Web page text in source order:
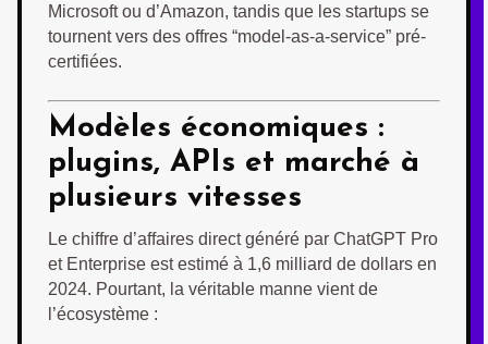
Microsoft ou d’Amazon, tandis que les startups se
tournent vers des offres “model-as-a-service” pré-
certifiées.
Modèles économiques :
plugins, APIs et marché à
plusieurs vitesses
Le chiffre d’affaires direct généré par ChatGPT Pro
et Enterprise est estimé à 1,6 milliard de dollars en
2024. Pourtant, la véritable manne vient de
l’écosystème :